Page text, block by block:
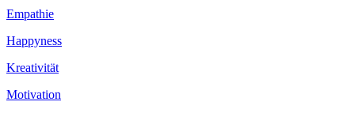
Empathie
Happyness
Kreativität
Motivation